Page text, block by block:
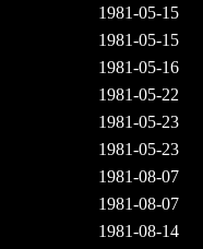
1981-05-15
1981-05-15
1981-05-16
1981-05-22
1981-05-23
1981-05-23
1981-08-07
1981-08-07
1981-08-14